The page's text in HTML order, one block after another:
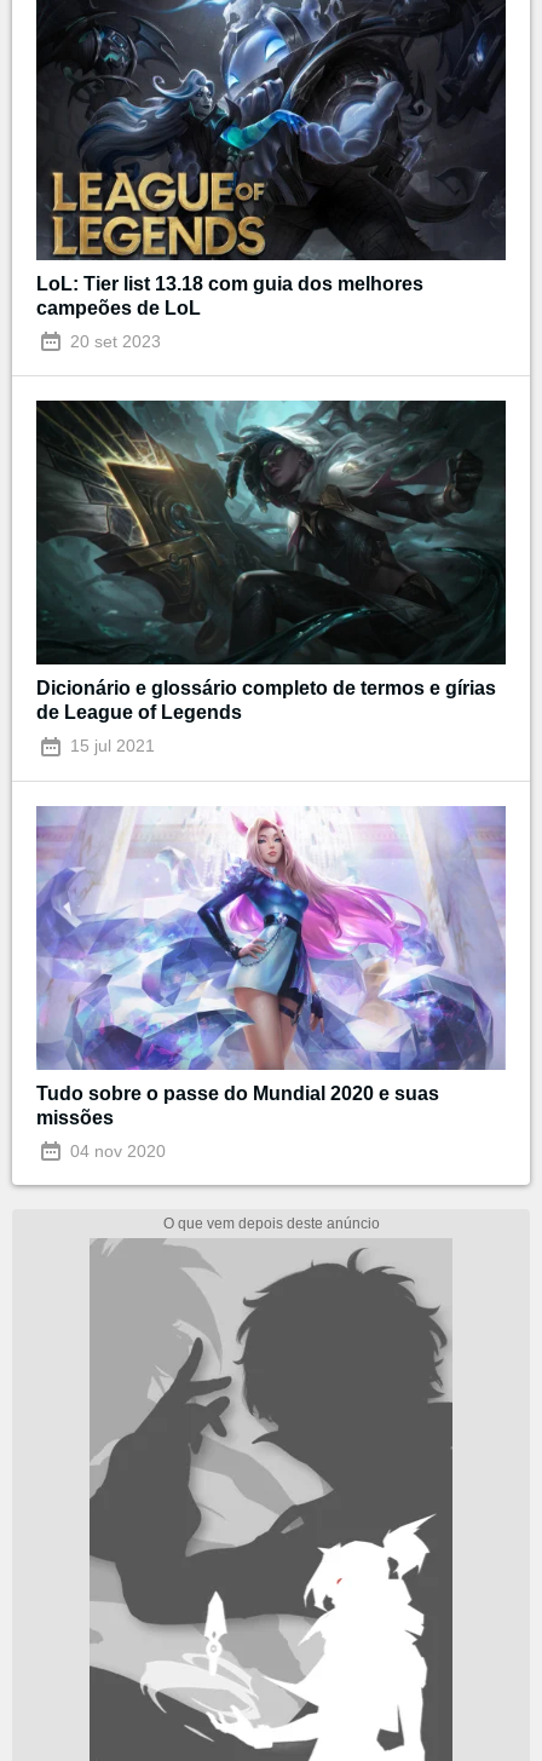
LoL: Tier list 13.18 com guia dos melhores
campeões de LoL
20 set 2023
Dicionário e glossário completo de termos e gírias
de League of Legends
15 jul 2021
Tudo sobre o passe do Mundial 2020 e suas
missões
04 nov 2020